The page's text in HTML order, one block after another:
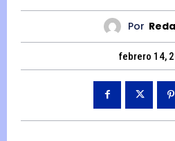
Por
febrero 14,